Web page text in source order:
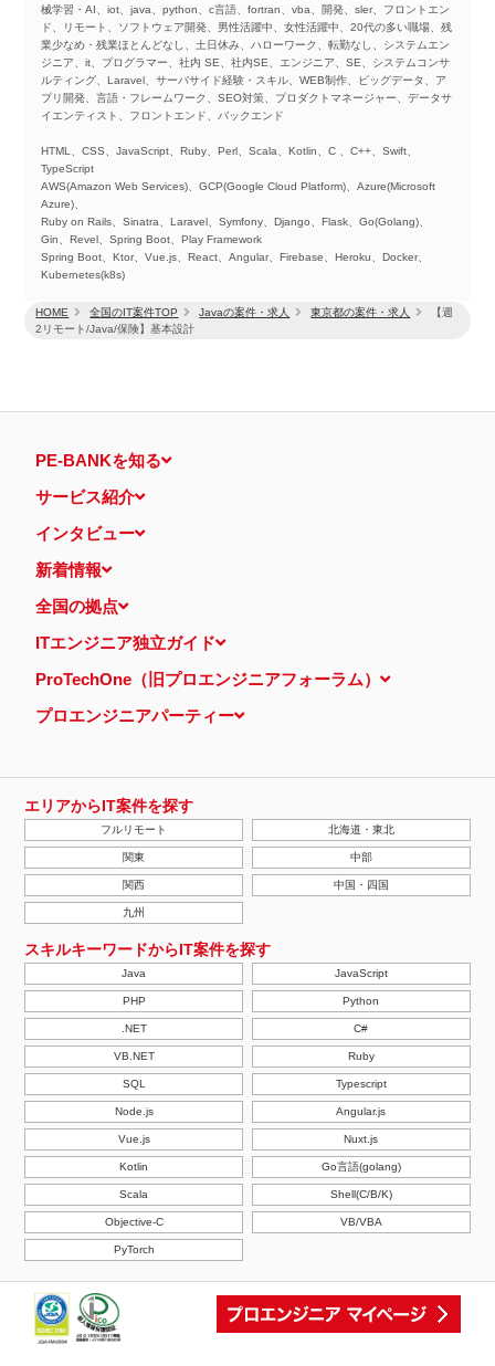
HOME 全国のIT案件TOP Javaの案件・求人 東京都の案件・求人
【週
2リモート/Java/保険】基本設計
械学習・AI、iot、java、python、c言語、fortran、vba、開発、sler、フロントエン
ド、リモート、ソフトウェア開発、男性活躍中、女性活躍中、20代の多い職場、残
業少なめ・残業ほとんどなし、土日休み、ハローワーク、転勤なし、システムエン
ジニア、it、プログラマー、社内 SE、社内SE、エンジニア、SE、システムコンサ
ルティング、Laravel、サーバサイド経験・スキル、WEB制作、ビッグデータ、ア
プリ開発、言語・フレームワーク、SEO対策、プロダクトマネージャー、データサ
イエンティスト、フロントエンド、バックエンド
HTML、CSS、JavaScript、Ruby、Perl、Scala、Kotlin、C 、C++、Swift、
TypeScript
AWS(Amazon Web Services)、GCP(Google Cloud Platform)、Azure(Microsoft
Azure)、
Ruby on Rails、Sinatra、Laravel、Symfony、Django、Flask、Go(Golang)、
Gin、Revel、Spring Boot、Play Framework
Spring Boot、Ktor、Vue.js、React、Angular、Firebase、Heroku、Docker、
Kubernetes(k8s)
PE-BANKを知る
サービス紹介
インタビュー
新着情報
全国の拠点
ITエンジニア独立ガイド
ProTechOne（旧プロエンジニアフォーラム）
プロエンジニアパーティー
エリアからIT案件を探す
フルリモート 北海道・東北
関東 中部
関西 中国・四国
九州
スキルキーワードからIT案件を探す
Java JavaScript
PHP Python
.NET C#
VB.NET Ruby
SQL Typescript
Node.js Angular.js
Vue.js Nuxt.js
Kotlin Go言語(golang)
Scala Shell(C/B/K)
Objective-C VB/VBA
PyTorch